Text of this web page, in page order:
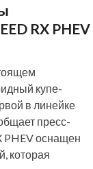
RX PHEV
купе-
в линейке
пресс-
PHEV оснащен
которая